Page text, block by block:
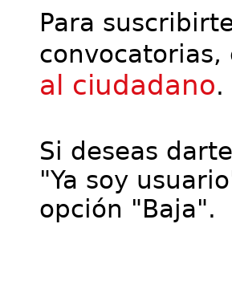
Para
al ciudadano.
Si deseas
"Ya soy
opción "Baja".